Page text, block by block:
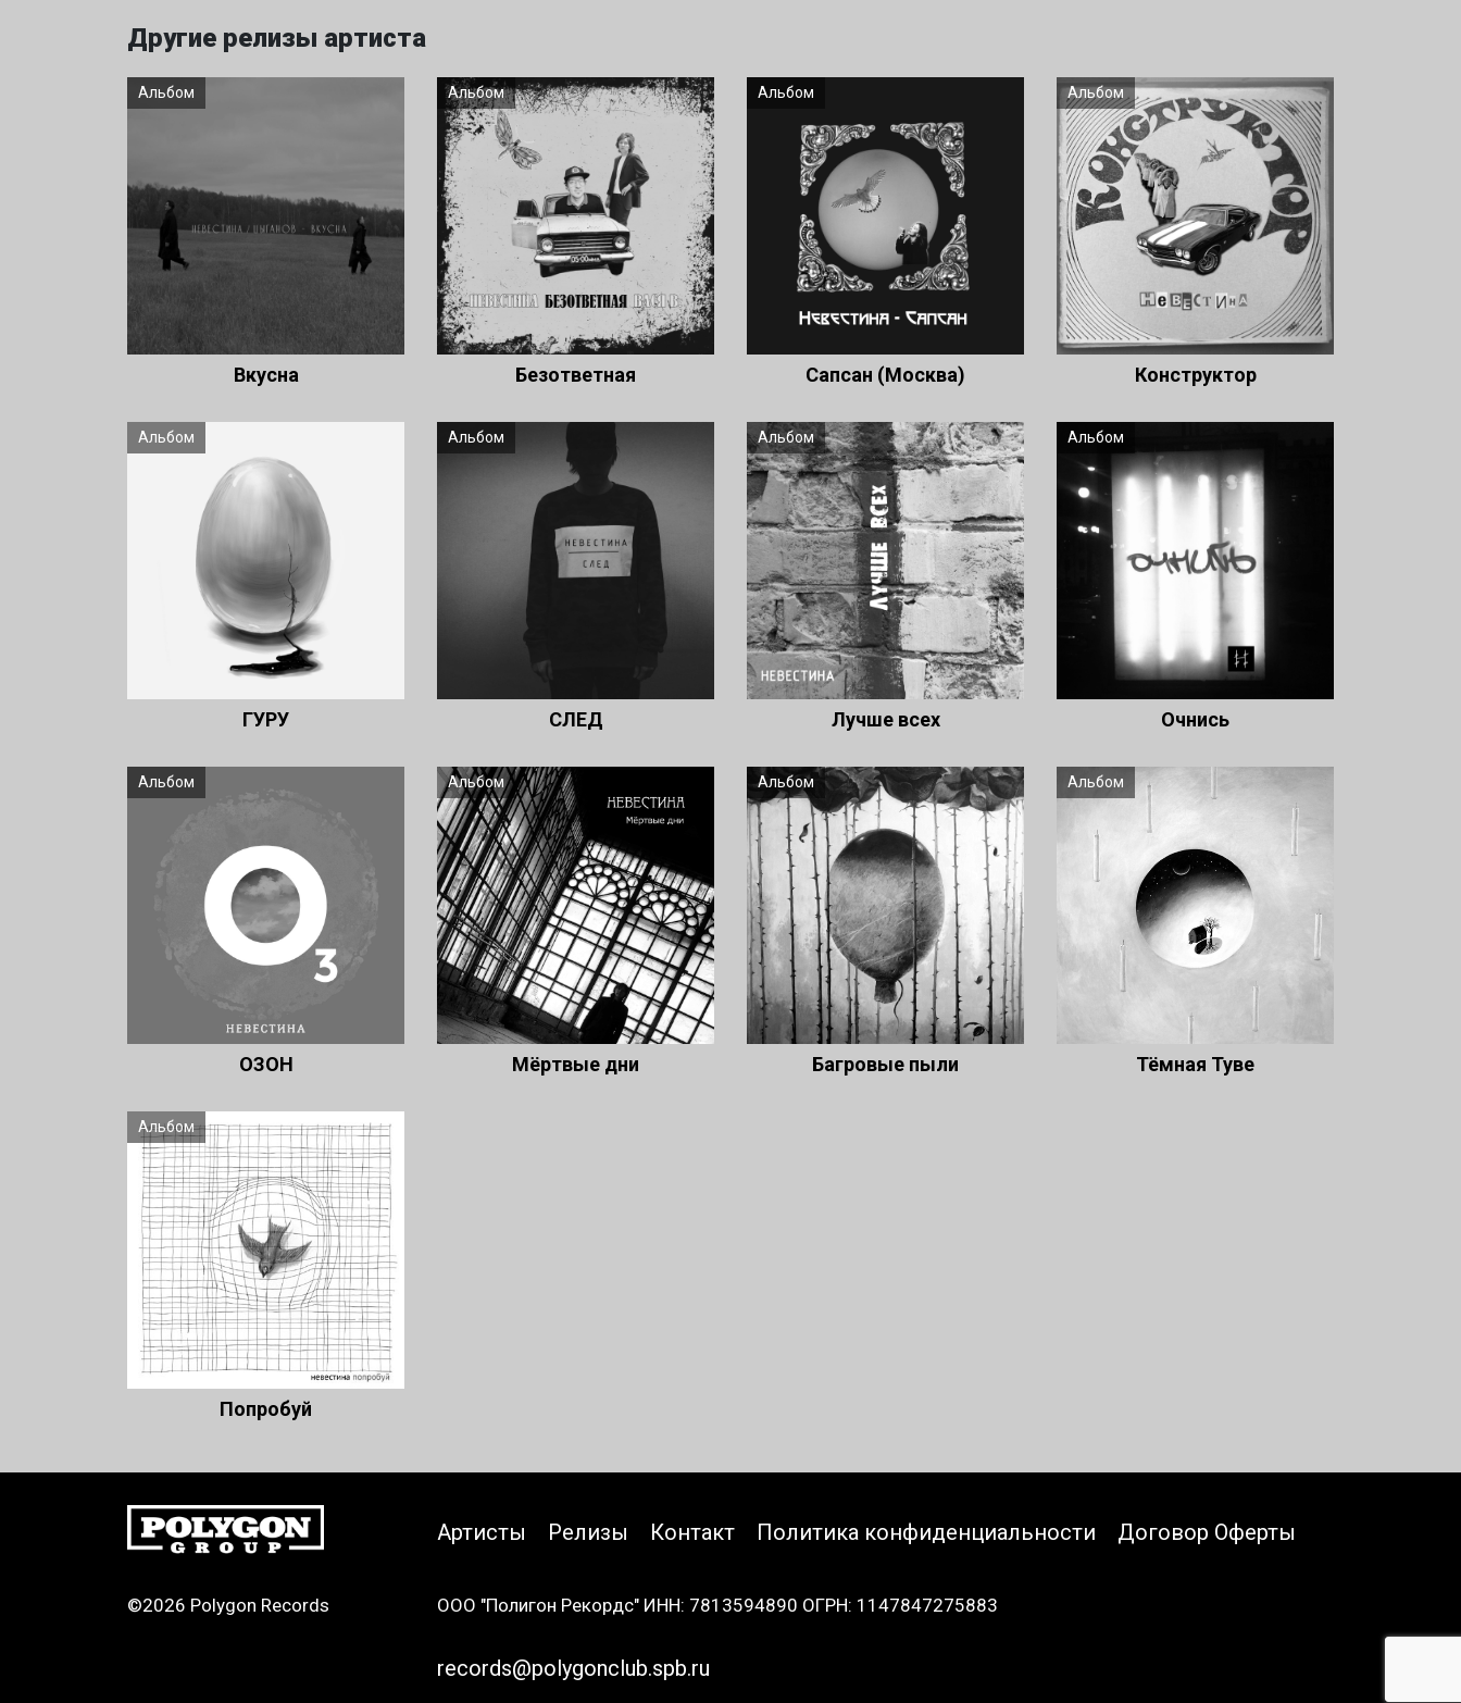
Другие релизы артиста
Альбом
Вкусна
Альбом
Безответная
Альбом
Сапсан (Москва)
Альбом
Конструктор
Альбом
ГУРУ
Альбом
СЛЕД
Альбом
Лучше всех
Альбом
Очнись
Альбом
ОЗОН
Альбом
Мёртвые дни
Альбом
Багровые пыли
Альбом
Тёмная Туве
Альбом
Попробуй
©2026 Polygon Records
Артисты Релизы Контакт Политика конфиденциальности Договор Оферты
ООО "Полигон Рекордс" ИНН: 7813594890 ОГРН: 1147847275883
records@polygonclub.spb.ru